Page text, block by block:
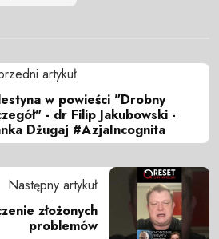
artykuł
w powieści "Drobny
- dr Filip Jakubowski -
Dżugaj #AzjaIncognita
Następny artykuł
złożonych
problemów